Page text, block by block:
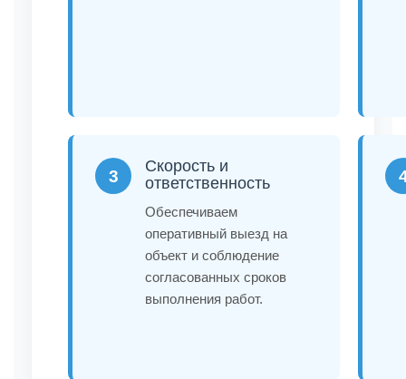
3
Скорость и
ответственность
Обеспечиваем
оперативный выезд на
объект и соблюдение
согласованных сроков
выполнения работ.